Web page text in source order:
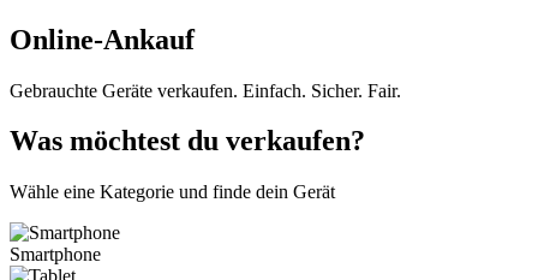
Online-Ankauf
Gebrauchte Geräte verkaufen. Einfach. Sicher. Fair.
Was möchtest du verkaufen?
Wähle eine Kategorie und finde dein Gerät
Smartphone